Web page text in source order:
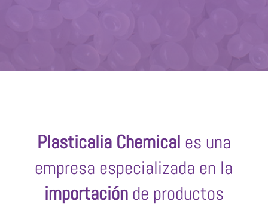
Plasticalia Chemical es una
empresa especializada en la
importaciónde productos